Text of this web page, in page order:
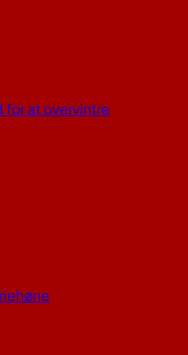
for at overvintre